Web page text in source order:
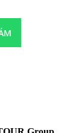
a tenis
Vo vzdialenosti
od miestnych
hudba.
spoplatnené
obdobia a od
angličtina. Kreditné